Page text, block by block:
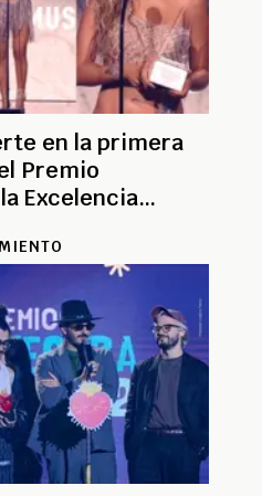
en la primera
Premio
Excelencia